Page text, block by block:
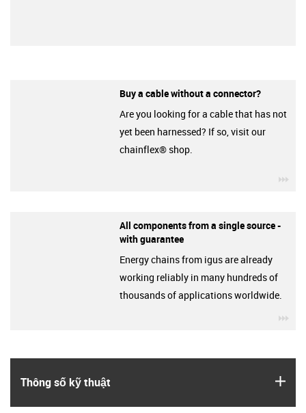
Thông số kỹ thuật
Buy a cable without a connector?
Are you looking for a cable that has not
yet been harnessed? If so, visit our
chainflex® shop.
All components from a single source -
with guarantee
Energy chains from igus are already
working reliably in many hundreds of
thousands of applications worldwide.